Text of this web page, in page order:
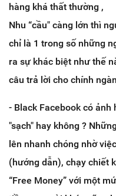
hàng khá thất thường ,
Nhu “cầu" càng lớn thì
chỉ là 1 trong số những
ra sự khác biệt như thế
câu trả lời cho chính
- Black Facebook có
"sạch" hay không ?
lên nhanh chóng nhờ
(hướng dẫn), chạy chiết
“Free Money” với một